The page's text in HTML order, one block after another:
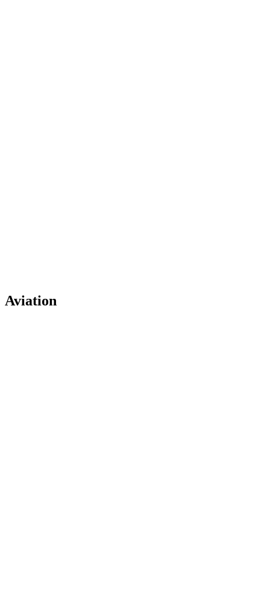
Aviation